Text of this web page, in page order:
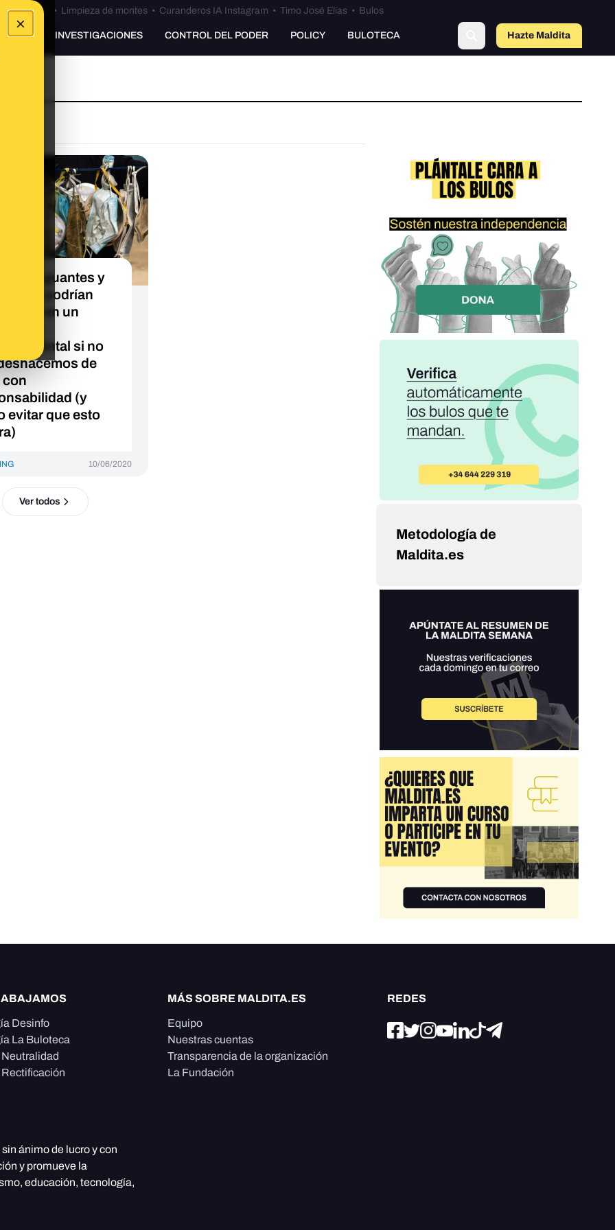
×
Bulos Ceuta • Limpieza de montes• Curanderos IA Instagram • Timo José Elías• Bulos
INVESTIGACIONES CONTROL DEL PODER POLICY BULOTECA Hazte Maldita
los guantes y
podrían
en un
si no
de
con
(y
evitar que esto
10/06/2020
Ver todos
Metodología de
Maldita.es
Desinfo
La Buloteca
MÁS SOBRE MALDITA.ES
Equipo
Nuestras cuentas
Transparencia de la organización
La Fundación
REDES
sin ánimo de lucro y con
y promueve la
educación, tecnología,